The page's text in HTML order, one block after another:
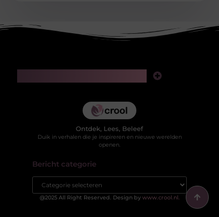
Ontdek, Lees, Beleef
Duik in verhalen die je inspireren en nieuwe werelden
openen.
Bericht categorie
@2025 All Right Reserved. Design by www.crool.nl.